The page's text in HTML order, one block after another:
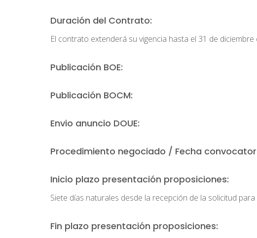
Duración del Contrato:
El contrato extenderá su vigencia hasta el 31 de diciembre
Publicación BOE:
Publicación BOCM:
Envio anuncio DOUE:
Procedimiento negociado / Fecha
Inicio plazo presentación proposiciones:
Siete días naturales desde la recepción de la solicitud
Fin plazo presentación proposiciones: